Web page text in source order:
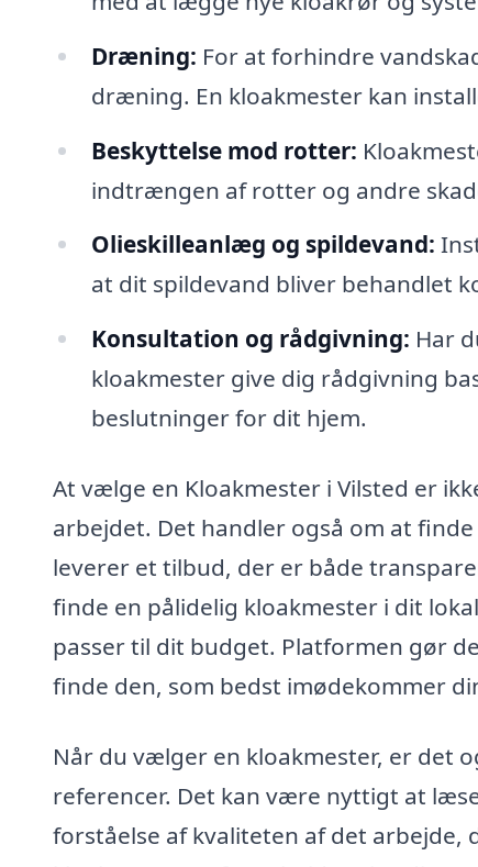
Dræning: For at forhindre
dræning. En kloakmester kan
Beskyttelse mod rotter:
indtrængen af rotter og andre
Olieskilleanlæg og spildevand:
at dit spildevand bliver behandlet
Konsultation og rådgivning: Har
kloakmester give dig rådgivning
beslutninger for dit hjem.
At vælge en Kloakmester i Vilsted er
arbejdet. Det handler også om at
leverer et tilbud, der er både
finde en pålidelig kloakmester i dit
passer til dit budget. Platformen gør
finde den, som bedst imødekommer
Når du vælger en kloakmester, er det
referencer. Det kan være nyttigt at
forståelse af kvaliteten af det arbejde,